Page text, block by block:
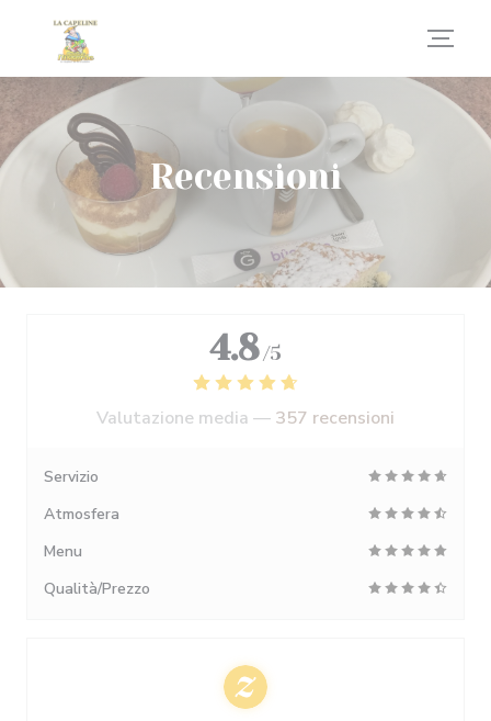
Recensioni
4.8 /5
Valutazione media — 357 recensioni
Servizio
Atmosfera
Menu
Qualità/Prezzo